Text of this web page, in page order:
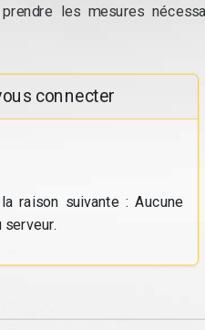
les mesures
connecter
raison suivante : Aucune